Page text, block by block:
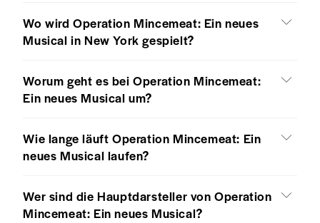
Wo wird Operation Mincemeat: Ein neues
Musical in New York gespielt?
Worum geht es bei Operation Mincemeat:
Ein neues Musical um?
Wie lange läuft Operation Mincemeat: Ein
neues Musical laufen?
Wer sind die Hauptdarsteller von Operation
Mincemeat: Ein neues Musical?